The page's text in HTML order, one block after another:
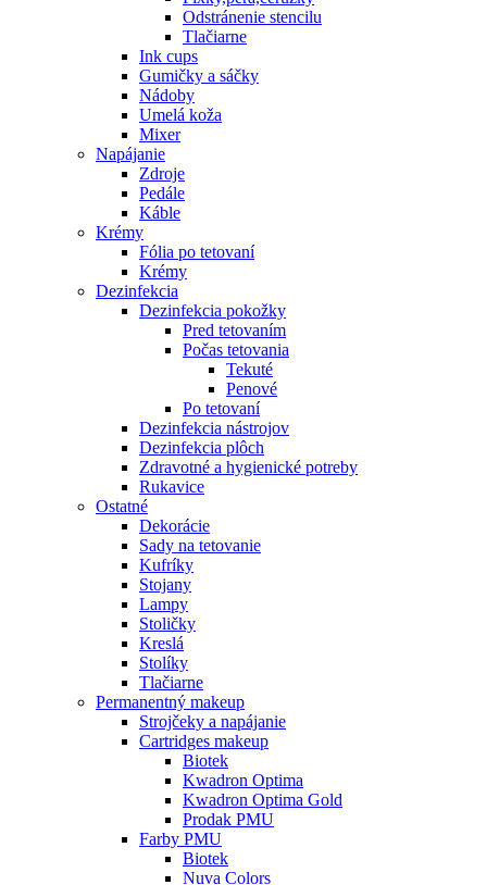
Odstránenie stencilu
Tlačiarne
Ink cups
Gumičky a sáčky
Nádoby
Umelá koža
Mixer
Napájanie
Zdroje
Pedále
Káble
Krémy
Fólia po tetovaní
Krémy
Dezinfekcia
Dezinfekcia pokožky
Pred tetovaním
Počas tetovania
Tekuté
Penové
Po tetovaní
Dezinfekcia nástrojov
Dezinfekcia plôch
Zdravotné a hygienické potreby
Rukavice
Ostatné
Dekorácie
Sady na tetovanie
Kufríky
Stojany
Lampy
Stoličky
Kreslá
Stolíky
Tlačiarne
Permanentný makeup
Strojčeky a napájanie
Cartridges makeup
Biotek
Kwadron Optima
Kwadron Optima Gold
Prodak PMU
Farby PMU
Biotek
Nuva Colors